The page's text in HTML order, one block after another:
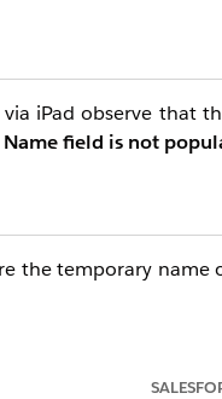
iPad observe that
Name field is not
the temporary